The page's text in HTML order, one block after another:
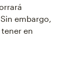
embargo,
en